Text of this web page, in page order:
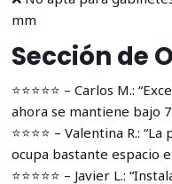
mm
Sección de
⭐️⭐️⭐️⭐️⭐️ – Carlos M.:
ahora se mantiene bajo
⭐️⭐️⭐️⭐️ – Valentina R.:
ocupa bastante espacio
⭐️⭐️⭐️⭐️⭐️ – Javier L.: